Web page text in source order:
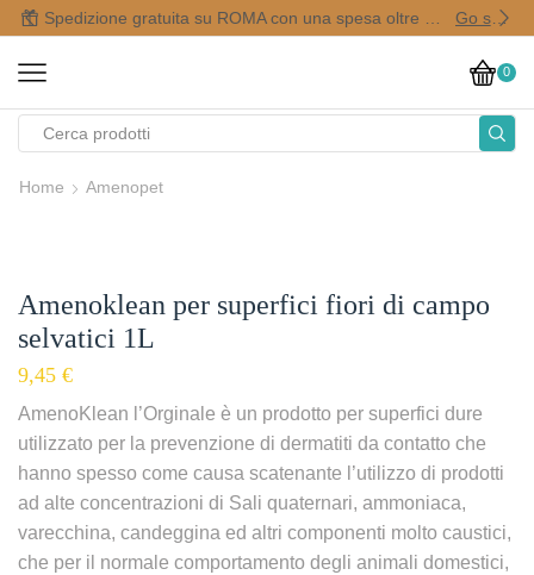
Go shop
0
Home Amenopet
Amenoklean per superfici fiori di campo
selvatici 1L
9,45 €
AmenoKlean l’Orginale è un prodotto per superfici dure
utilizzato per la prevenzione di dermatiti da contatto che
hanno spesso come causa scatenante l’utilizzo di prodotti
ad alte concentrazioni di Sali quaternari, ammoniaca,
varecchina, candeggina ed altri componenti molto caustici,
che per il normale comportamento degli animali domestici,